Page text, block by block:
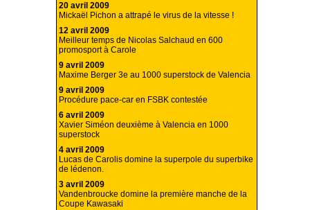
20 avril 2009
Mickaël Pichon a attrapé le virus de la vitesse !
12 avril 2009
Meilleur temps de Nicolas Salchaud en 600
promosport à Carole
9 avril 2009
Maxime Berger 3e au 1000 superstock de Valencia
9 avril 2009
Procédure pace-car en FSBK contestée
6 avril 2009
Xavier Siméon deuxième à Valencia en 1000
superstock
4 avril 2009
Lucas de Carolis domine la superpole du superbike
de lédenon.
3 avril 2009
Vandenbroucke domine la première manche de la
Coupe Kawasaki